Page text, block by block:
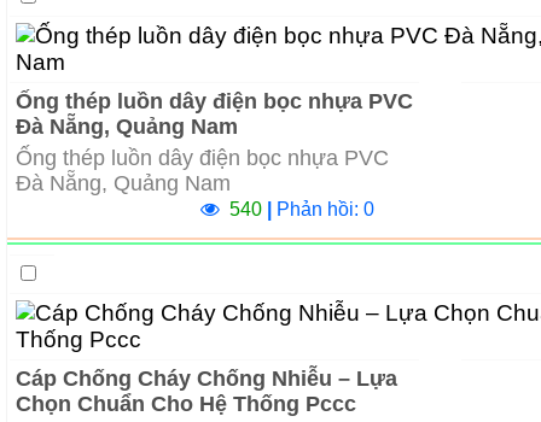
Ống thép luồn dây điện bọc nhựa PVC
Đà Nẵng, Quảng Nam
Ống thép luồn dây điện bọc nhựa PVC
Đà Nẵng, Quảng Nam
540 Phản hồi: 0
Cáp Chống Cháy Chống Nhiễu – Lựa
Chọn Chuẩn Cho Hệ Thống Pccc